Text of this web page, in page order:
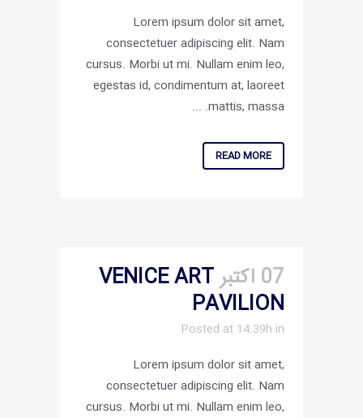
Lorem ipsum dolor sit amet,
consectetuer adipiscing elit. Nam
cursus. Morbi ut mi. Nullam enim leo,
egestas id, condimentum at, laoreet
mattis, massa. ...
READ MORE
07 اکتبر
VENICE ART
PAVILION
Posted at 14:39h in
Lorem ipsum dolor sit amet,
consectetuer adipiscing elit. Nam
cursus. Morbi ut mi. Nullam enim leo,